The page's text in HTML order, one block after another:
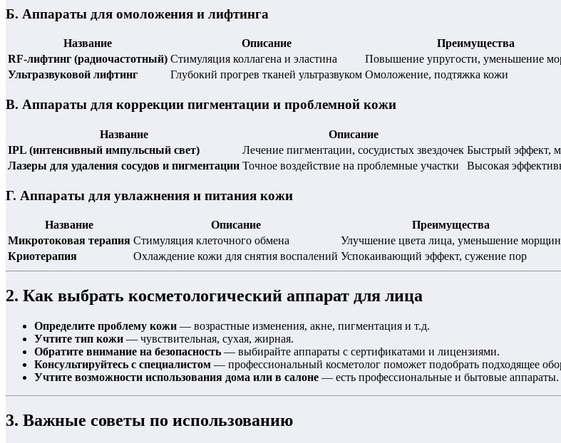
Б. Аппараты для омоложения и лифтинга
Название Описание
Преимущества
RF-лифтинг (радиочастотный) Стимуляция коллагена и эластина
Повышение упругости, уменьшение
Ультразвуковой лифтинг
Глубокий прогрев тканей ультразвуком Омоложение, подтяжка кожи
В. Аппараты для коррекции пигментации и проблемной кожи
Название Описание
IPL (интенсивный импульсный свет)
Лечение пигментации, сосудистых звездочек Быстрый эффект,
Лазеры для удаления сосудов и пигментации Точное воздействие на проблемные участки Высокая
Г. Аппараты для увлажнения и питания кожи
Название Описание
Преимущества
Микротоковая терапия Стимуляция клеточного обмена
Улучшение цвета лица, уменьшение морщин
Криотерапия
Охлаждение кожи для снятия воспалений Успокаивающий эффект, сужение пор
2. Как выбрать косметологический аппарат для лица
Определите проблему кожи — возрастные изменения, акне, пигментация и т.д.
Учтите тип кожи — чувствительная, сухая, жирная.
Обратите внимание на безопасность — выбирайте аппараты с сертификатами и лицензиями.
Консультируйтесь с специалистом — профессиональный косметолог поможет подобрать подходящее
Учтите возможности использования дома или в салоне — есть профессиональные и бытовые аппараты.
3. Важные советы по использованию